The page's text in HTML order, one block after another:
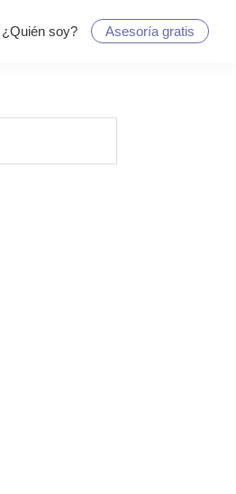
¿Quién soy? Asesoría gratis